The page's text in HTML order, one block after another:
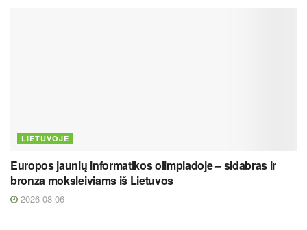
LIETUVOJE
Europos jaunių informatikos olimpiadoje – sidabras ir
bronza moksleiviams iš Lietuvos
2026 08 06